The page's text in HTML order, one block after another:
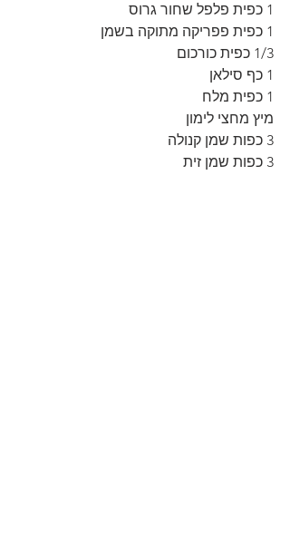
1 כפית פלפל שחור גרוס
1 כפית פפריקה מתוקה בשמן
1/3 כפית כורכום
1 כף סילאן
1 כפית מלח
מיץ מחצי לימון
3 כפות שמן קנולה
3 כפות שמן זית